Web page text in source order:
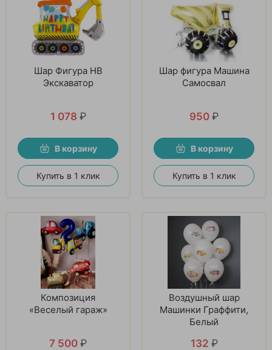
Шар Фигура HB
Экскаватор
1 078 ₽
В корзину
Купить в 1 клик
Шар фигура Машина
Самосвал
950 ₽
В корзину
Купить в 1 клик
Композиция
«Веселый гараж»
7 500 ₽
Воздушный шар
Машинки Граффити,
Белый
132 ₽